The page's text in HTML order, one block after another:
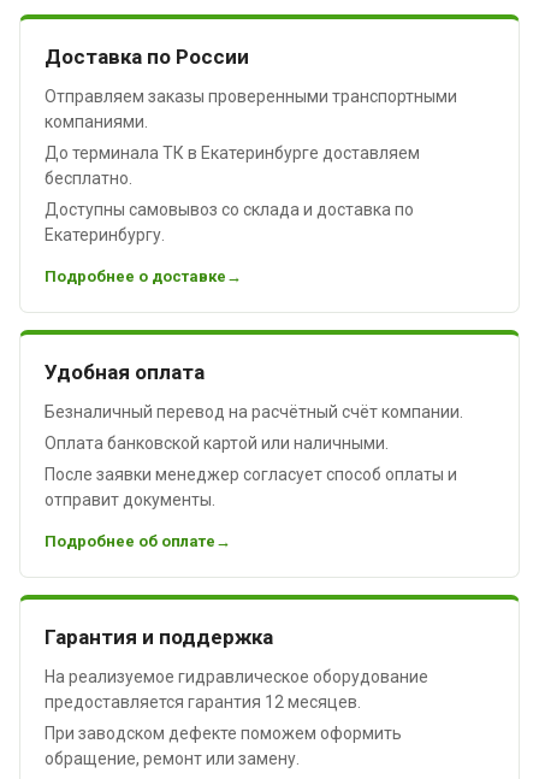
Доставка по России
Отправляем заказы проверенными транспортными
компаниями.
До терминала ТК в Екатеринбурге доставляем
бесплатно.
Доступны самовывоз со склада и доставка по
Екатеринбургу.
Подробнее о доставке
Удобная оплата
Безналичный перевод на расчётный счёт компании.
Оплата банковской картой или наличными.
После заявки менеджер согласует способ оплаты и
отправит документы.
Подробнее об оплате
Гарантия и поддержка
На реализуемое гидравлическое оборудование
предоставляется гарантия 12 месяцев.
При заводском дефекте поможем оформить
обращение, ремонт или замену.